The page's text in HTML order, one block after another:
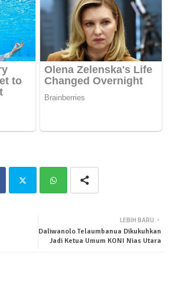
tsa
LEBIH BARU
Daliwanolo Telaumbanua Dikukuhkan
Jadi Ketua Umum KONI Nias Utara